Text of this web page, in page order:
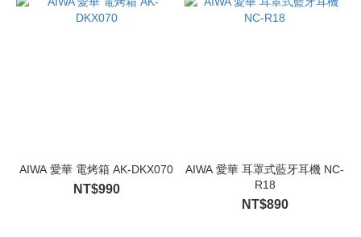
AIWA 愛華 電烤箱 AK-DKX070
NT$990
AIWA 愛華 耳罩式藍牙耳機 NC-
R18
NT$890